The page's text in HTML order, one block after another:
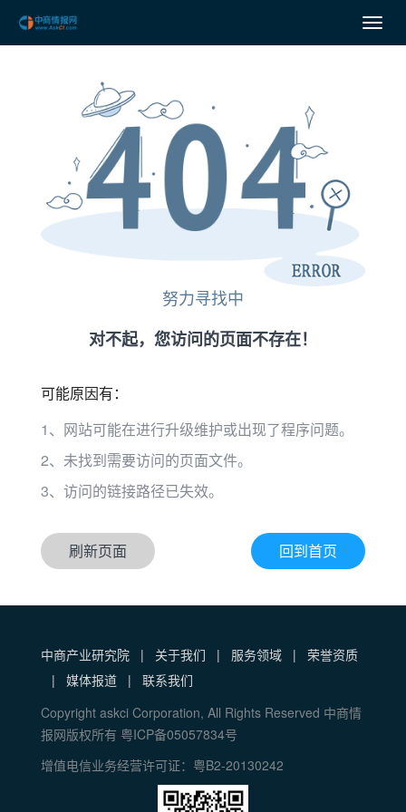
努力寻找中
对不起，您访问的页面不存在！
可能原因有：
1、网站可能在进行升级维护或出现了程序问题。
2、未找到需要访问的页面文件。
3、访问的链接路径已失效。
刷新页面 回到首页
中商产业研究院 | 关于我们 | 服务领域 |
荣誉资质
|
媒体报道 |
联系我们
Copyright askci Corporation, All Rights Reserved 中商情
报网版权所有 粤ICP备05057834号
增值电信业务经营许可证：粤B2-20130242